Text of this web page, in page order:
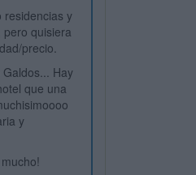
residencias y
quisiera
precio.
Hay
que una
y